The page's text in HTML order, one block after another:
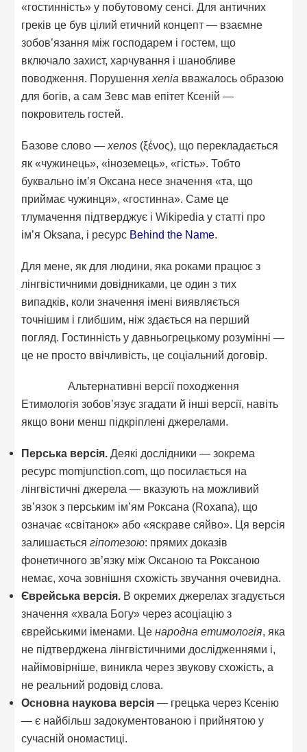
«гостинність» у побутовому сенсі. Для античних
греків це був цілий етичний концепт — взаємне
зобов’язання між господарем і гостем, що
включало захист, харчування і шанобливе
поводження. Порушенняxenia вважалось образою
для богів, а сам Зевс мав епітет Ксеній —
покровитель гостей.
Базове слово —xenos (ξένος), що перекладається
як «чужинець», «іноземець», «гість». Тобто
буквально ім’я Оксана несе значення «та, що
приймає чужинця», «гостинна». Саме це
тлумачення підтверджує і Wikipedia у статті про
ім’я Oksana, і ресурс Behind the Name.
Для мене, як для людини, яка роками працює з
лінгвістичними довідниками, це один з тих
випадків, коли значення імені виявляється
точнішим і глибшим, ніж здається на перший
погляд. Гостинність у давньогрецькому розумінні —
це не просто ввічливість, це соціальний договір.
Альтернативні версії походження
Етимологія зобов’язує згадати й інші версії, навіть
якщо вони менш підкріплені джерелами.
Перська версія. Деякі дослідники — зокрема
ресурс momjunction.com, що посилається на
лінгвістичні джерела — вказують на можливий
зв’язок з перським ім’ям Роксана (Roxana), що
означає «світанок» або «яскраве сяйво». Ця версія
залишаєтьсягіпотезою: прямих доказів
фонетичного зв’язку між Оксаною та Роксаною
немає, хоча зовнішня схожість звучання очевидна.
Єврейська версія. В окремих джерелах згадується
значення «хвала Богу» через асоціацію з
єврейськими іменами. Ценародна етимологія, яка
не підтверджена лінгвістичними дослідженнями і,
найімовірніше, виникла через звукову схожість, а
не реальний родовід слова.
Основна наукова версія — грецька через Ксенію
— є найбільш задокументованою і прийнятою у
сучасній ономастиці.